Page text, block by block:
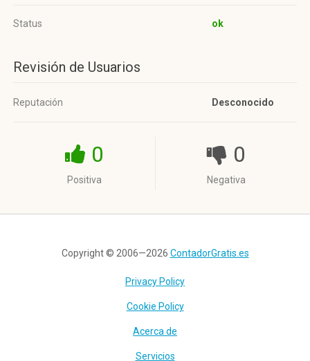
Status ok
Revisión de Usuarios
Reputación Desconocido
0
Positiva
0
Negativa
Copyright © 2006—2026 ContadorGratis.es
Privacy Policy
Cookie Policy
Acerca de
Servicios